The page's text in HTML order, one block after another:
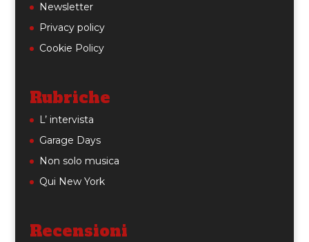
Newsletter
Privacy policy
Cookie Policy
Rubriche
L’ intervista
Garage Days
Non solo musica
Qui New York
Recensioni